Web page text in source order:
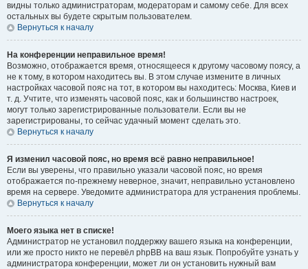
видны только администраторам, модераторам и самому себе. Для всех
остальных вы будете скрытым пользователем.
Вернуться к началу
На конференции неправильное время!
Возможно, отображается время, относящееся к другому часовому поясу, а
не к тому, в котором находитесь вы. В этом случае измените в личных
настройках часовой пояс на тот, в котором вы находитесь: Москва, Киев и
т. д. Учтите, что изменять часовой пояс, как и большинство настроек,
могут только зарегистрированные пользователи. Если вы не
зарегистрированы, то сейчас удачный момент сделать это.
Вернуться к началу
Я изменил часовой пояс, но время всё равно неправильное!
Если вы уверены, что правильно указали часовой пояс, но время
отображается по-прежнему неверное, значит, неправильно установлено
время на сервере. Уведомите администратора для устранения проблемы.
Вернуться к началу
Моего языка нет в списке!
Администратор не установил поддержку вашего языка на конференции,
или же просто никто не перевёл phpBB на ваш язык. Попробуйте узнать у
администратора конференции, может ли он установить нужный вам